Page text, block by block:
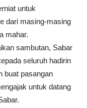
untuk
dari masing-masing
mahar.
sambutan, Sabar
seluruh hadirin
buat pasangan
untuk datang